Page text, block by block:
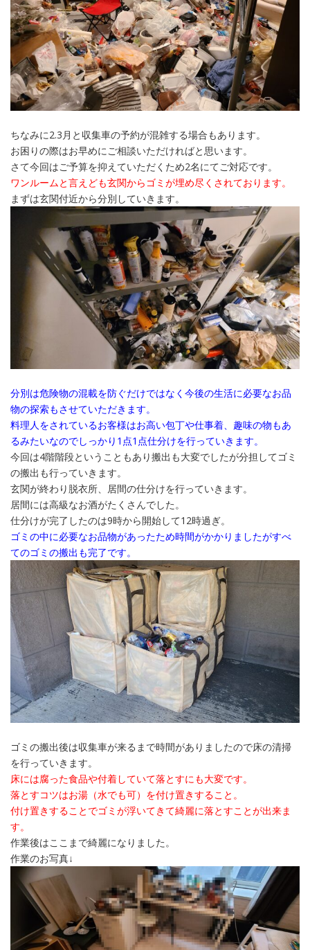
ちなみに2.3月と収集車の予約が混雑する場合もあります。
お困りの際はお早めにご相談いただければと思います。
さて今回はご予算を抑えていただくため2名にてご対応です。
ワンルームと言えども玄関からゴミが埋め尽くされております。
まずは玄関付近から分別していきます。
分別は危険物の混載を防ぐだけではなく今後の生活に必要なお品
物の探索もさせていただきます。
料理人をされているお客様はお高い包丁や仕事着、趣味の物もあ
るみたいなのでしっかり1点1点仕分けを行っていきます。
今回は4階階段ということもあり搬出も大変でしたが分担してゴミ
の搬出も行っていきます。
玄関が終わり脱衣所、居間の仕分けを行っていきます。
居間には高級なお酒がたくさんでした。
仕分けが完了したのは9時から開始して12時過ぎ。
ゴミの中に必要なお品物があったため時間がかかりましたがすべ
てのゴミの搬出も完了です。
ゴミの搬出後は収集車が来るまで時間がありましたので床の清掃
を行っていきます。
床には腐った食品や付着していて落とすにも大変です。
落とすコツはお湯（水でも可）を付け置きすること。
付け置きすることでゴミが浮いてきて綺麗に落とすことが出来ま
す。
作業後はここまで綺麗になりました。
作業のお写真↓